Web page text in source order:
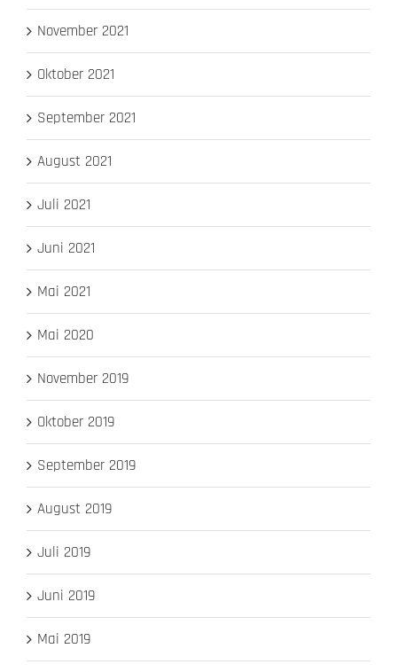
November 2021
Oktober 2021
September 2021
August 2021
Juli 2021
Juni 2021
Mai 2021
Mai 2020
November 2019
Oktober 2019
September 2019
August 2019
Juli 2019
Juni 2019
Mai 2019